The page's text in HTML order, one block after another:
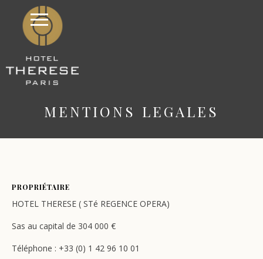
MENTIONS LEGALES
PROPRIÉTAIRE
HOTEL THERESE ( STé REGENCE OPERA)
Sas au capital de 304 000 €
Téléphone : +33 (0) 1 42 96 10 01